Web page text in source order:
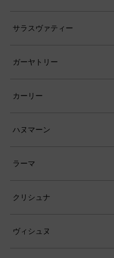
サラスヴァティー
ガーヤトリー
カーリー
ハヌマーン
ラーマ
クリシュナ
ヴィシュヌ